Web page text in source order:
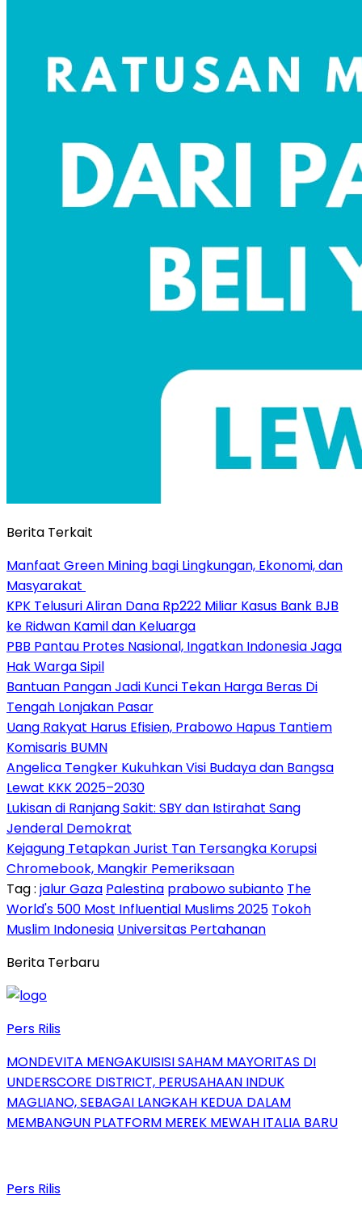
Berita Terkait
Manfaat Green Mining bagi Lingkungan, Ekonomi, dan
Masyarakat
KPK Telusuri Aliran Dana Rp222 Miliar Kasus Bank BJB
ke Ridwan Kamil dan Keluarga
PBB Pantau Protes Nasional, Ingatkan Indonesia Jaga
Hak Warga Sipil
Bantuan Pangan Jadi Kunci Tekan Harga Beras Di
Tengah Lonjakan Pasar
Uang Rakyat Harus Efisien, Prabowo Hapus Tantiem
Komisaris BUMN
Angelica Tengker Kukuhkan Visi Budaya dan Bangsa
Lewat KKK 2025–2030
Lukisan di Ranjang Sakit: SBY dan Istirahat Sang
Jenderal Demokrat
Kejagung Tetapkan Jurist Tan Tersangka Korupsi
Chromebook, Mangkir Pemeriksaan
Tag : jalur Gaza Palestina prabowo subianto The
World's 500 Most Influential Muslims 2025 Tokoh
Muslim Indonesia Universitas Pertahanan
Berita Terbaru
Pers Rilis
MONDEVITA MENGAKUISISI SAHAM MAYORITAS DI
UNDERSCORE DISTRICT, PERUSAHAAN INDUK
MAGLIANO, SEBAGAI LANGKAH KEDUA DALAM
MEMBANGUN PLATFORM MEREK MEWAH ITALIA BARU
Pers Rilis